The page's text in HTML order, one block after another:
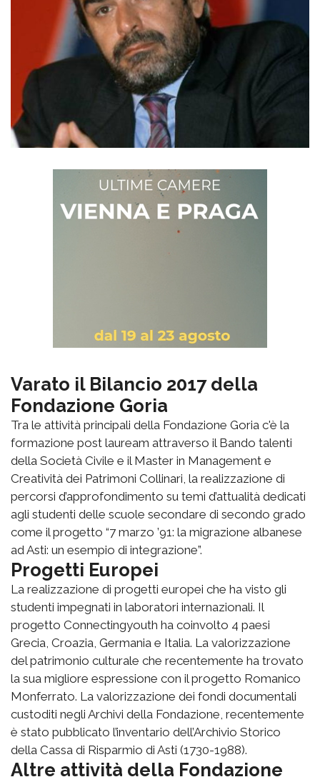
Varato il Bilancio 2017 della
Fondazione Goria
Tra le attività principali della Fondazione Goria c'è la
formazione post lauream attraverso il Bando talenti
della Società Civile e il Master in Management e
Creatività dei Patrimoni Collinari, la realizzazione di
percorsi d’approfondimento su temi d’attualità dedicati
agli studenti delle scuole secondare di secondo grado
come il progetto “7 marzo ’91: la migrazione albanese
ad Asti: un esempio di integrazione”.
Progetti Europei
La realizzazione di progetti europei che ha visto gli
studenti impegnati in laboratori internazionali. Il
progetto Connectingyouth ha coinvolto 4 paesi
Grecia, Croazia, Germania e Italia. La valorizzazione
del patrimonio culturale che recentemente ha trovato
la sua migliore espressione con il progetto Romanico
Monferrato. La valorizzazione dei fondi documentali
custoditi negli Archivi della Fondazione, recentemente
è stato pubblicato l’inventario dell’Archivio Storico
della Cassa di Risparmio di Asti (1730-1988).
Altre attività della Fondazione